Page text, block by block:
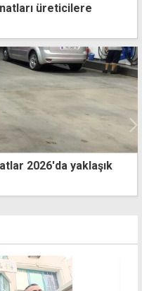
üreticilere
2026'da yaklaşık